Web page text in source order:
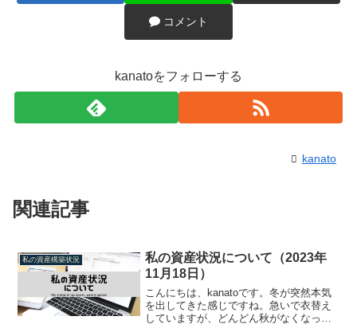
コメント
kanatoをフォローする
kanato
関連記事
私の資産構築状況
私の資産状況について（2023年
11月18日）
こんにちは、kanatoです。冬が突然本気
を出してきた感じですね。急いで衣替え
していますが、どんどん秋がなくなって